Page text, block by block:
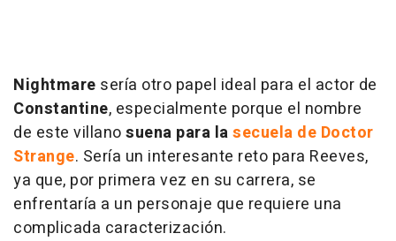
Nightmare sería otro papel ideal para el actor de
Constantine, especialmente porque el nombre
de este villanosuena para lasecuela de Doctor
Strange. Sería un interesante reto para Reeves,
ya que, por primera vez en su carrera, se
enfrentaría a un personaje que requiere una
complicada caracterización.